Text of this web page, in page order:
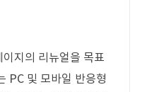
지의 리뉴얼을 목표
PC 및 모바일 반응형